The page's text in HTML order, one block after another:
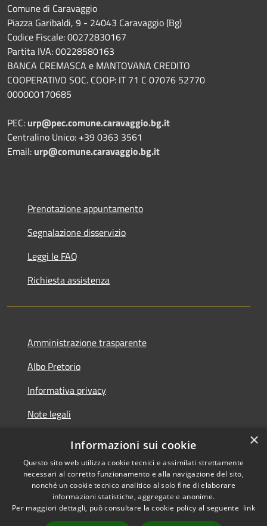
Comune di Caravaggio
Piazza Garibaldi, 9 - 24043 Caravaggio (Bg)
Codice Fiscale: 00272830167
Partita IVA: 00228580163
BANCA CREMASCA e MANTOVANA CREDITO
COOPERATIVO SOC. COOP: IT 71 C 07076 52770
000000170685
PEC: urp@pec.comune.caravaggio.bg.it
Centralino Unico: +39 0363 3561
Email: urp@comune.caravaggio.bg.it
Prenotazione appuntamento
Segnalazione disservizio
Leggi le FAQ
Richiesta assistenza
Amministrazione trasparente
Albo Pretorio
Informativa privacy
Note legali
Dichiarazione di accessibilità
Accessibilità
Copyright © 2026 • Comune di
Caravaggio • Powered by
×
Informazioni sui cookie
Questo sito web utilizza cookie tecnici e assimilati strettamente
necessari al corretto funzionamento e alla navigazione del sito,
nonché un cookie tecnico analitico al solo fine di elaborare
informazioni statistiche, aggregate e anonime.
Per maggiori dettagli, può consultare la cookie policy al seguente link